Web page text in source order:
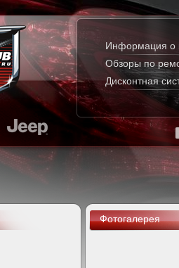
Информация о
Обзоры по
Дисконтная
Фотогалерея